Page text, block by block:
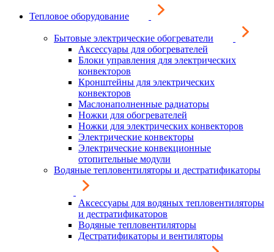
Тепловое оборудование
Бытовые электрические обогреватели
Аксессуары для обогревателей
Блоки управления для электрических
конвекторов
Кронштейны для электрических
конвекторов
Маслонаполненные радиаторы
Ножки для обогревателей
Ножки для электрических конвекторов
Электрические конвекторы
Электрические конвекционные
отопительные модули
Водяные тепловентиляторы и дестратификаторы
Аксессуары для водяных тепловентиляторы
и дестратификаторов
Водяные тепловентиляторы
Дестратификаторы и вентиляторы